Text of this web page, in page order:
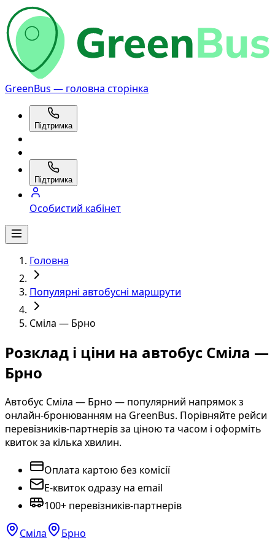
GreenBus — головна сторінка
Підтримка
Підтримка
Особистий кабінет
Головна
Популярні автобусні маршрути
Сміла — Брно
Розклад і ціни на автобус Сміла —
Брно
Автобус Сміла — Брно — популярний напрямок з
онлайн-бронюванням на GreenBus. Порівняйте рейси
перевізників-партнерів за ціною та часом і оформіть
квиток за кілька хвилин.
Оплата картою без комісії
E-квиток одразу на email
100+ перевізників-партнерів
Сміла Брно